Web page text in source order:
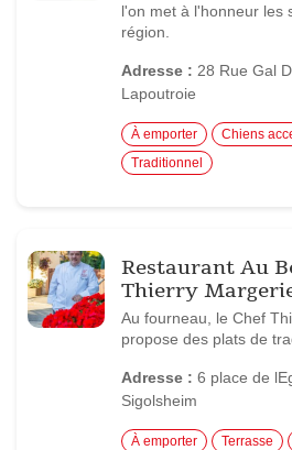
l'on met à l'honneur les
région.
Adresse : 28 Rue Gal
Lapoutroie
À emporter Chiens
Traditionnel
Restaurant Au
Thierry
Au fourneau, le Chef
propose des plats de
Adresse : 6 place de
Sigolsheim
À emporter Terrasse